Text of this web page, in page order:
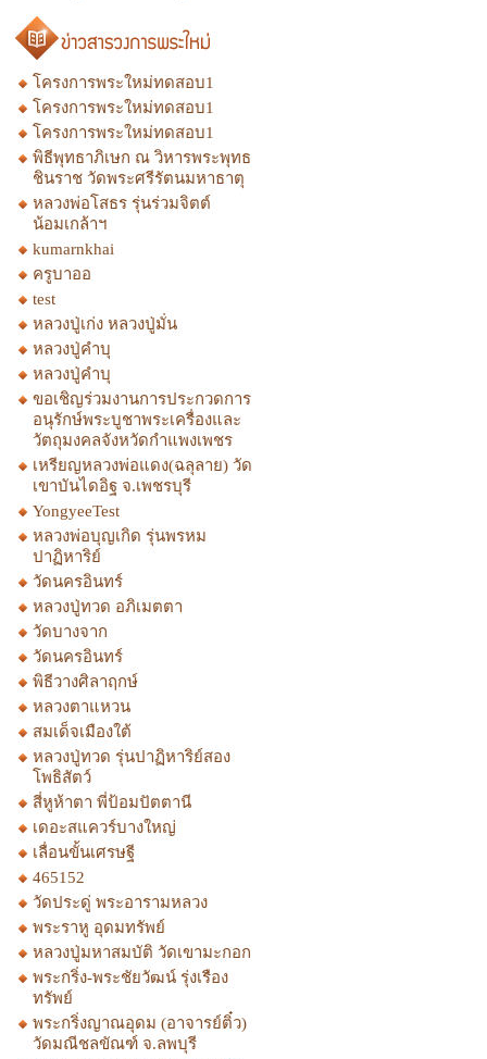
โครงการพระใหม่ทดสอบ1
โครงการพระใหม่ทดสอบ1
โครงการพระใหม่ทดสอบ1
พิธีพุทธาภิเษก ณ วิหารพระพุทธ
ชินราช วัดพระศรีรัตนมหาธาตุ
หลวงพ่อโสธร รุ่นร่วมจิตต์
น้อมเกล้าฯ
kumarnkhai
ครูบาออ
test
หลวงปู่เก่ง หลวงปู่มั่น
หลวงปู่คำบุ
หลวงปู่คำบุ
ขอเชิญร่วมงานการประกวดการ
อนุรักษ์พระบูชาพระเครื่องและ
วัตถุมงคลจังหวัดกำแพงเพชร
เหรียญหลวงพ่อแดง(ฉลุลาย) วัด
เขาบันไดอิฐ จ.เพชรบุรี
YongyeeTest
หลวงพ่อบุญเกิด รุ่นพรหม
ปาฏิหาริย์
วัดนครอินทร์
หลวงปู่ทวด อภิเมตตา
วัดบางจาก
วัดนครอินทร์
พิธีวางศิลาฤกษ์
หลวงตาแหวน
สมเด็จเมืองใต้
หลวงปู่ทวด รุ่นปาฏิหาริย์สอง
โพธิสัตว์
สี่หูห้าตา พี่ป้อมปัตตานี
เดอะสแควร์บางใหญ่
เลื่อนขั้นเศรษฐี
465152
วัดประดู่ พระอารามหลวง
พระราหู อุดมทรัพย์
หลวงปู่มหาสมบัติ วัดเขามะกอก
พระกริ่ง-พระชัยวัฒน์ รุ่งเรือง
ทรัพย์
พระกริ่งญาณอุดม (อาจารย์ติ๋ว)
วัดมณีชลขัณฑ์ จ.ลพบุรี